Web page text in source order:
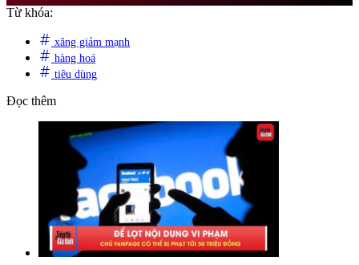
Từ khóa:
xăng giảm mạnh
hàng hoá
tiêu dùng
Đọc thêm